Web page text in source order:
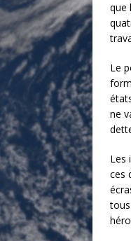
que
Le
ne
Les
ces